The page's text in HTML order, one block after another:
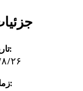
تاریخ:
۵/۸/
زمان: